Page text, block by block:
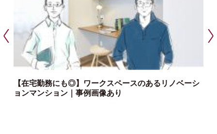
【在宅勤務にも◎】ワークスペースのあるリノベーシ
ョンマンション｜事例画像あり